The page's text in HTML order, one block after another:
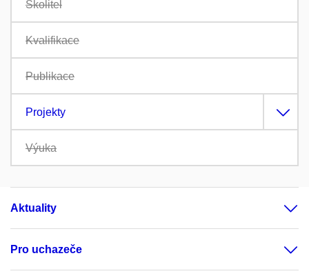
Školitel
Kvalifikace
Publikace
Projekty
Výuka
Aktuality
Pro uchazeče